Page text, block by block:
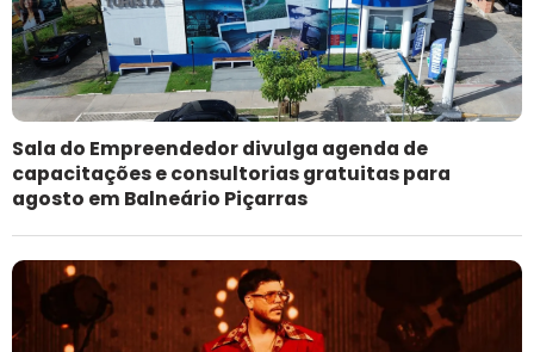
Sala do Empreendedor divulga agenda de
capacitações e consultorias gratuitas para
agosto em Balneário Piçarras